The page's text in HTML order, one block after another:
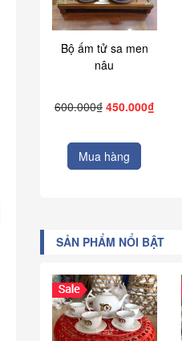
Bộ ấm tử sa men
nâu
600.000₫ 450.000₫
Mua hàng
SẢN PHẨM NỔI BẬT